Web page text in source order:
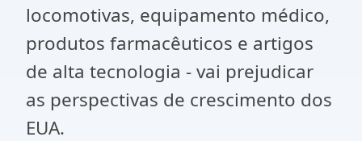
locomotivas, equipamento médico,
produtos farmacêuticos e artigos
de alta tecnologia - vai prejudicar
as perspectivas de crescimento dos
EUA.